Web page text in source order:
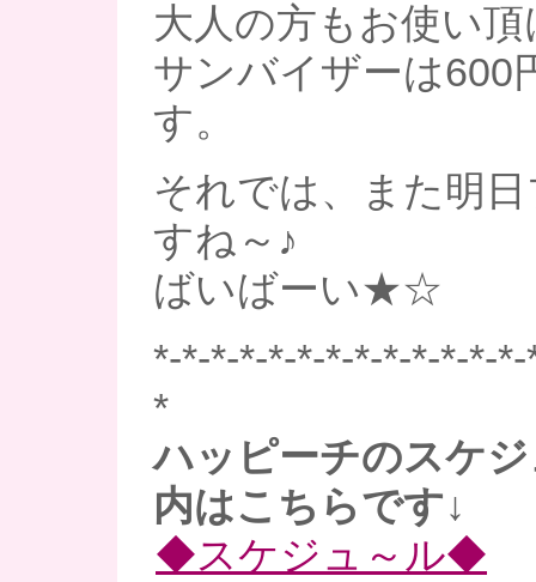
大人の方もお使い
サンバイザーは600
す。
それでは、また明
すね～♪
ばいばーい★☆
*-*-*-*-*-*-*-*-*-*-*-*-
*
ハッピーチのスケ
内はこちらです↓
◆スケジュ～ル◆